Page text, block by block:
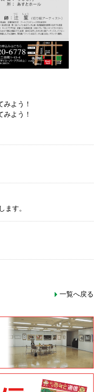
よう！
よう！
ます。
一覧へ戻る